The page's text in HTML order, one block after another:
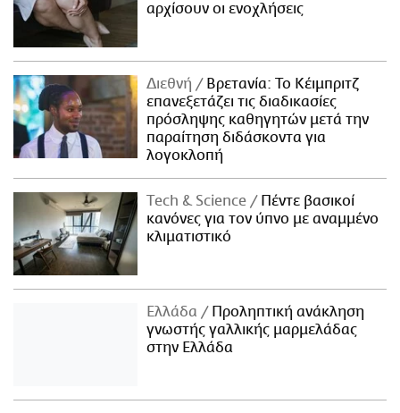
αρχίσουν οι ενοχλήσεις
Διεθνή
Βρετανία: Το Κέιμπριτζ
επανεξετάζει τις διαδικασίες
πρόσληψης καθηγητών μετά την
παραίτηση διδάσκοντα για
λογοκλοπή
Τech & Science
Πέντε βασικοί
κανόνες για τον ύπνο με αναμμένο
κλιματιστικό
Ελλάδα
Προληπτική ανάκληση
γνωστής γαλλικής μαρμελάδας
στην Ελλάδα